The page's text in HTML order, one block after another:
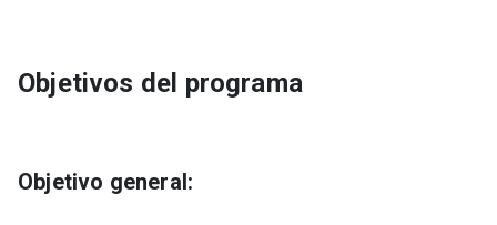
Objetivos del programa
Objetivo general: